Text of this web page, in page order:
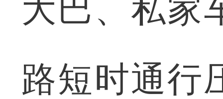
大巴、私家
路短时通行